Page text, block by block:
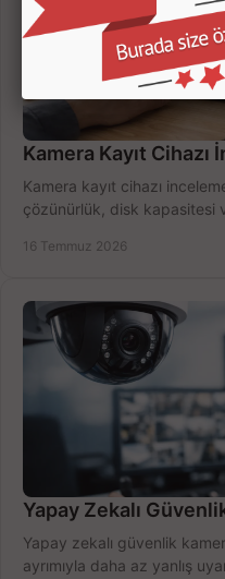
Kamera Kayıt Cihazı
Kamera kayıt cihazı
çözünürlük, disk kapasitesi
16 Temmuz 2026
Yapay Zekalı
Yapay zekalı güvenlik
ayrımıyla daha az yanlış